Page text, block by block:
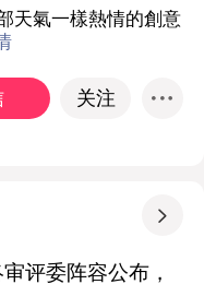
天氣一樣熱情的創意
关注

评委阵容公布，